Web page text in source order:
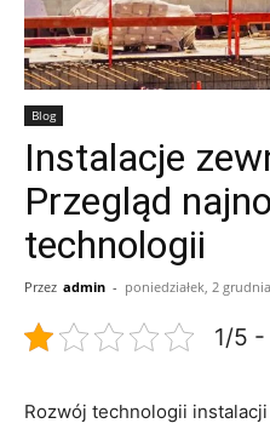
Blog
Instalacje
Przegląd
technologii
Przez admin - poniedziałek, 2
1/5 -
Rozwój technologii